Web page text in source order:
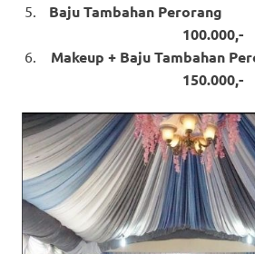
Baju Tambahan
100.000,-
Makeup + Baju
150.000,-